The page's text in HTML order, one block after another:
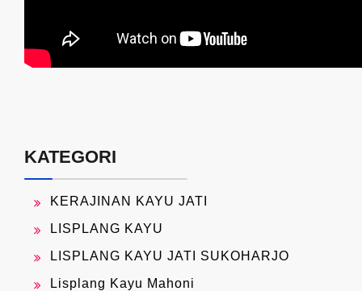
KATEGORI
KERAJINAN KAYU JATI
LISPLANG KAYU
LISPLANG KAYU JATI SUKOHARJO
Lisplang Kayu Mahoni